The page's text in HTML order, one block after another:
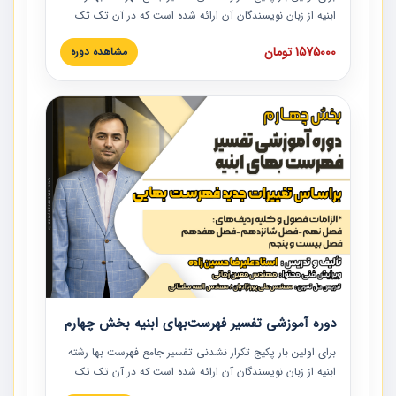
ابنیه از زبان نویسندگان آن ارائه شده است که در آن تک تک
ردیف ها و مطالب فهرست بها تفسیر و ارائه شده است. این
دوره به صورت کامل تصویری بوده و به همراه تصاویر عملیات
دوره با کلام مهندس علیرضاحسین‌زاده مدیر پروژه مهندسی
مشاور در امر بازنگری فهرست بها رشته ابنیه ارائه شده و به تمام
همکارانی که در حوزه صنعت ساخت در حال فعالیت هستند حتما
توصیه می کنیم از مطالب این دوره استفاده نمایند.
1575000 تومان مشاهده دوره
دوره آموزشی تفسیر فهرست‌بهای ابنیه بخش چهارم
برای اولین بار پکیج تکرار نشدنی تفسیر جامع فهرست بها رشته
ابنیه از زبان نویسندگان آن ارائه شده است که در آن تک تک
ردیف ها و مطالب فهرست بها تفسیر و ارائه شده است. این